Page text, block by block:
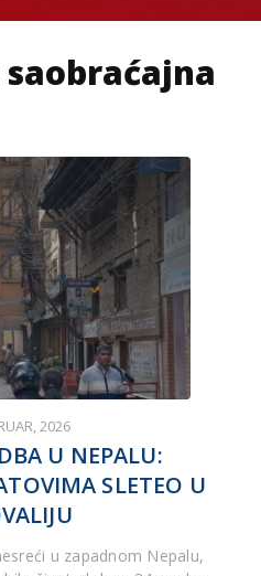
2026
U NEPALU:
SLETEO U
u zapadnom Nepalu,